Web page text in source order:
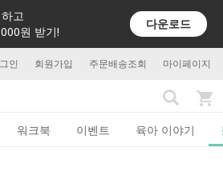
고
원 받기!
다운로드
인 회원가입 주문배송조회 마이페이지
워크북 이벤트 육아 이야기